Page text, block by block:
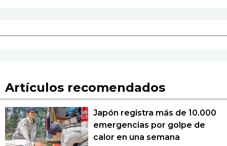
Artículos recomendados
Japón registra más de 10.000
emergencias por golpe de
calor en una semana